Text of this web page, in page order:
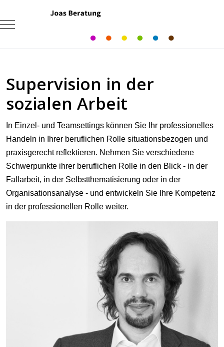
Mobile Menu Toggle
Supervision in der
sozialen Arbeit
In Einzel- und Teamsettings können Sie Ihr professionelles
Handeln in Ihrer beruflichen Rolle situationsbezogen und
praxisgerecht reflektieren. Nehmen Sie verschiedene
Schwerpunkte ihrer beruflichen Rolle in den Blick - in der
Fallarbeit, in der Selbstthematisierung oder in der
Organisationsanalyse - und entwickeln Sie Ihre Kompetenz
in der professionellen Rolle weiter.